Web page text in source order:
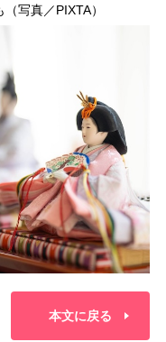
写真／PIXTA）
本文に戻る